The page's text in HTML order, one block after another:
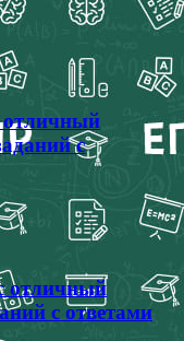
отличный
с
отличный
с ответами